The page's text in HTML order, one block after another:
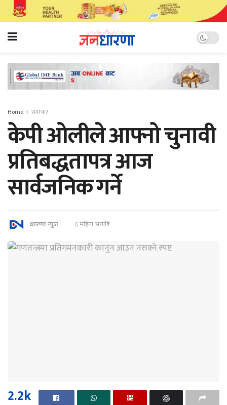
Home समाचार
केपी ओलीले आफ्नो चुनावी
प्रतिबद्धतापत्र आज
सार्वजनिक गर्ने
धारणा न्यूज ६ महिना अगाडि
2.2k